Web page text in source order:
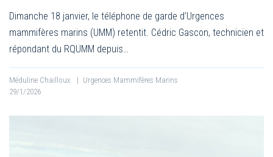
Dimanche 18 janvier, le téléphone de garde d’Urgences
mammifères marins (UMM) retentit. Cédric Gascon, technicien et
répondant du RQUMM depuis…
Méduline Chailloux | Urgences Mammifères Marins
29/1/2026